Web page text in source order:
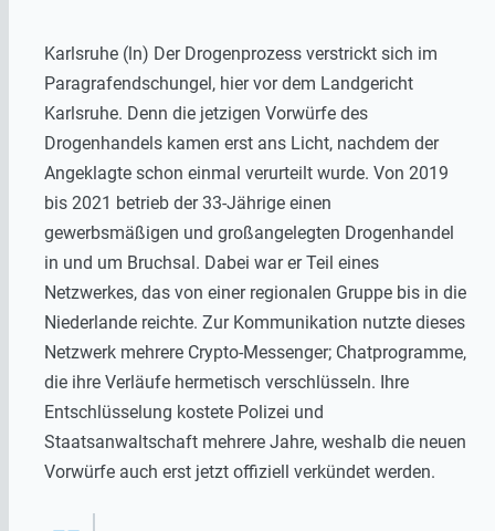
Karlsruhe (ln) Der Drogenprozess verstrickt sich im
Paragrafendschungel, hier vor dem Landgericht
Karlsruhe. Denn die jetzigen Vorwürfe des
Drogenhandels kamen erst ans Licht, nachdem der
Angeklagte schon einmal verurteilt wurde. Von 2019
bis 2021 betrieb der 33-Jährige einen
gewerbsmäßigen und großangelegten Drogenhandel
in und um Bruchsal. Dabei war er Teil eines
Netzwerkes, das von einer regionalen Gruppe bis in die
Niederlande reichte. Zur Kommunikation nutzte dieses
Netzwerk mehrere Crypto-Messenger; Chatprogramme,
die ihre Verläufe hermetisch verschlüsseln. Ihre
Entschlüsselung kostete Polizei und
Staatsanwaltschaft mehrere Jahre, weshalb die neuen
Vorwürfe auch erst jetzt offiziell verkündet werden.